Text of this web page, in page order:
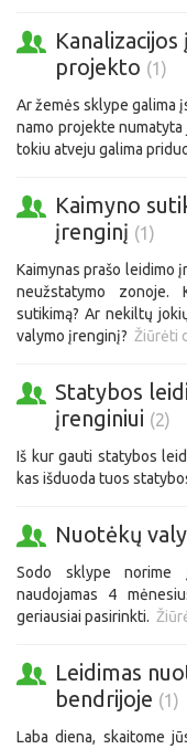
projekto (1)
Ar žemės sklype galima
namo projekte
tokiu atveju galima
Kaimyno
įrenginį (1)
Kaimynas prašo leidimo
neužstatymo zonoje.
sutikimą? Ar nekiltų
valymo įrenginį? Žiūrėti
Statybos
įrenginiui (2)
Iš kur gauti statybos
kas išduoda tuos
Nuotėkų
Sodo sklype norime
naudojamas 4
geriausiai pasirinkti.
Leidimas
bendrijoje (1)
Laba diena, skaitome